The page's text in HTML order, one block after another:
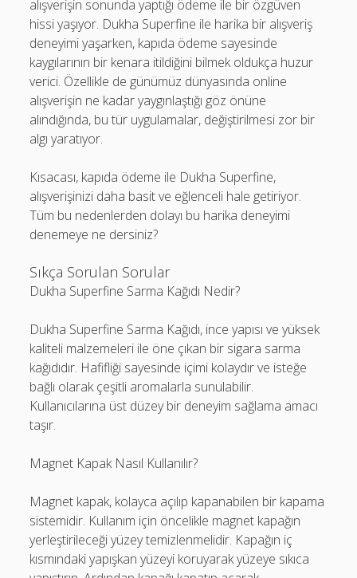
alışverişin sonunda yaptığı ödeme ile bir özgüven
hissi yaşıyor. Dukha Superfine ile harika bir alışveriş
deneyimi yaşarken, kapıda ödeme sayesinde
kaygılarının bir kenara itildiğini bilmek oldukça huzur
verici. Özellikle de günümüz dünyasında online
alışverişin ne kadar yaygınlaştığı göz önüne
alındığında, bu tür uygulamalar, değiştirilmesi zor bir
algı yaratıyor.
Kısacası, kapıda ödeme ile Dukha Superfine,
alışverişinizi daha basit ve eğlenceli hale getiriyor.
Tüm bu nedenlerden dolayı bu harika deneyimi
denemeye ne dersiniz?
Sıkça Sorulan Sorular
Dukha Superfine Sarma Kağıdı Nedir?
Dukha Superfine Sarma Kağıdı, ince yapısı ve yüksek
kaliteli malzemeleri ile öne çıkan bir sigara sarma
kağıdıdır. Hafifliği sayesinde içimi kolaydır ve isteğe
bağlı olarak çeşitli aromalarla sunulabilir.
Kullanıcılarına üst düzey bir deneyim sağlama amacı
taşır.
Magnet Kapak Nasıl Kullanılır?
Magnet kapak, kolayca açılıp kapanabilen bir kapama
sistemidir. Kullanım için öncelikle magnet kapağın
yerleştirileceği yüzey temizlenmelidir. Kapağın iç
kısmındaki yapışkan yüzeyi koruyarak yüzeye sıkıca